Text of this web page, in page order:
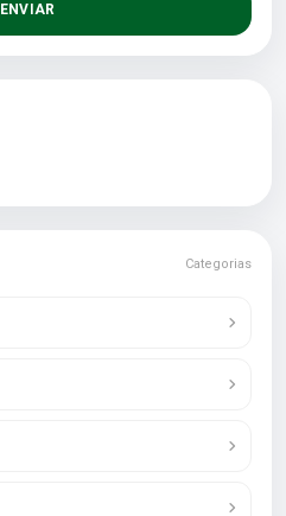
ENVIAR
Categorias